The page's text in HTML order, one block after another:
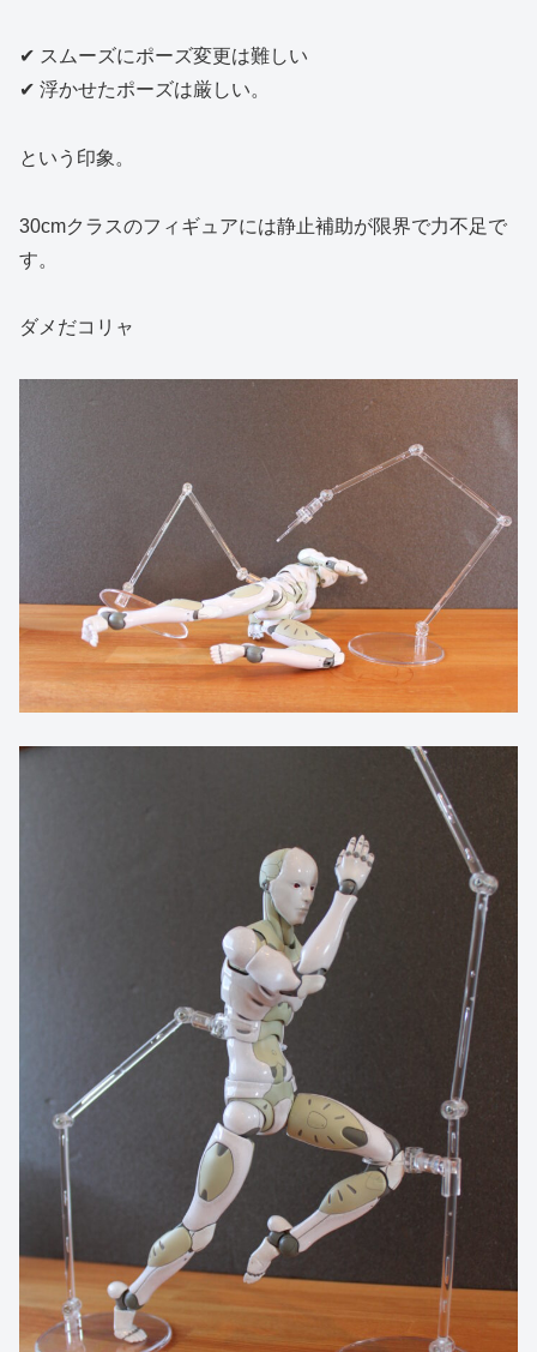
✔ スムーズにポーズ変更は難しい
✔ 浮かせたポーズは厳しい。
という印象。
30cmクラスのフィギュアには静止補助が限界で力不足で
す。
ダメだコリャ